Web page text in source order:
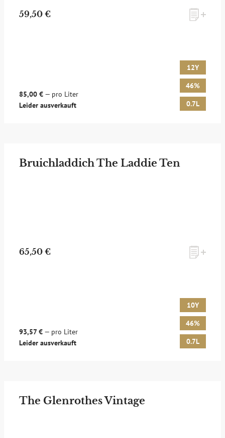
59,50 €
85,00 € — pro Liter
Leider ausverkauft
12Y
46%
0.7L
Bruichladdich The Laddie Ten
65,50 €
93,57 € — pro Liter
Leider ausverkauft
10Y
46%
0.7L
The Glenrothes Vintage